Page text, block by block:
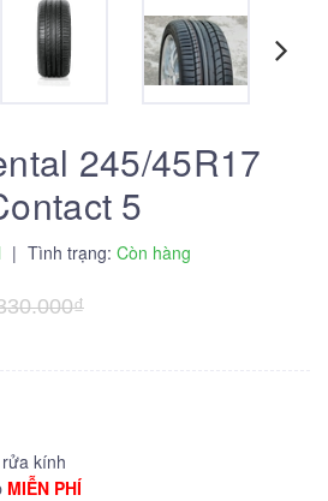
245/45R17
5
| Tình trạng: Còn hàng
kính
MIỄN PHÍ